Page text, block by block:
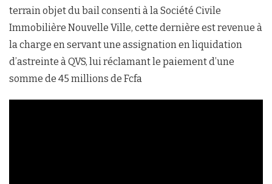
terrain objet du bail consenti à la Société Civile
Immobilière Nouvelle Ville, cette dernière est revenue à
la charge en servant une assignation en liquidation
d’astreinte à QVS, lui réclamant le paiement d’une
somme de 45 millions de Fcfa